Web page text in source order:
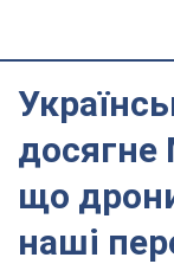
досягне
що
наші